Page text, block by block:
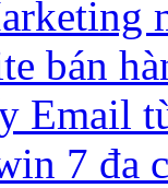
bán
Email
7 đa